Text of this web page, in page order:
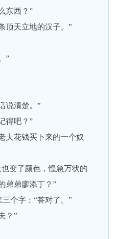
东西？”
天立地的汉子。”
”
清楚。”
得吧？”
花钱买下来的一个奴
变了颜色，惶急万状的
弟弟廖添丁？”
个字：“答对了。”
？”